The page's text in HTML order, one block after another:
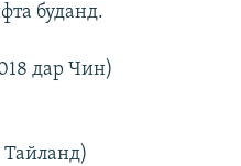
буданд.
дар Чин)